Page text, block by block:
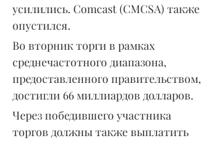
усилились. Comcast (CMCSA) также
опустился.
Во вторник торги в рамках
среднечастотного диапазона,
предоставленного правительством,
достигли 66 миллиардов долларов.
Через победившего участника
торгов должны также выплатить